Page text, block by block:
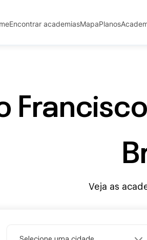
Encontrar academiasMapaPlanos
Veja as